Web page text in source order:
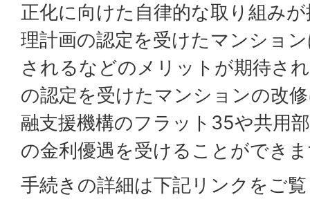
正化に向けた自律的な取り組み
理計画の認定を受けたマンショ
されるなどのメリットが期待さ
の認定を受けたマンションの改
融支援機構のフラット35や共用
の金利優遇を受けることができ
手続きの詳細は下記リンクをご